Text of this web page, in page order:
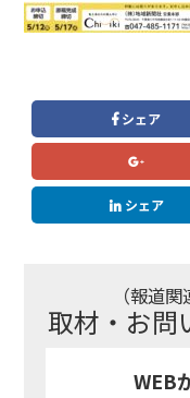
シェア
シェア
（報道
取材・お問
WEB